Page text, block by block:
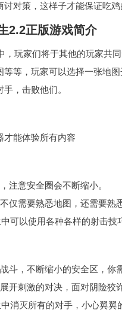
对策，这样子才能保证吃鸡
2.2正版游戏简介
，玩家们将于其他的玩家共
等等，玩家可以选择一张地
，击败他们。
才能体验所有内容
注意安全圈会不断缩小。
仅需要熟悉地图，还需要熟
可以使用各种各样的射击技
斗，不断缩小的安全区，你
开刺激的对决，面对阴险狡
消灭所有的对手，小心翼翼